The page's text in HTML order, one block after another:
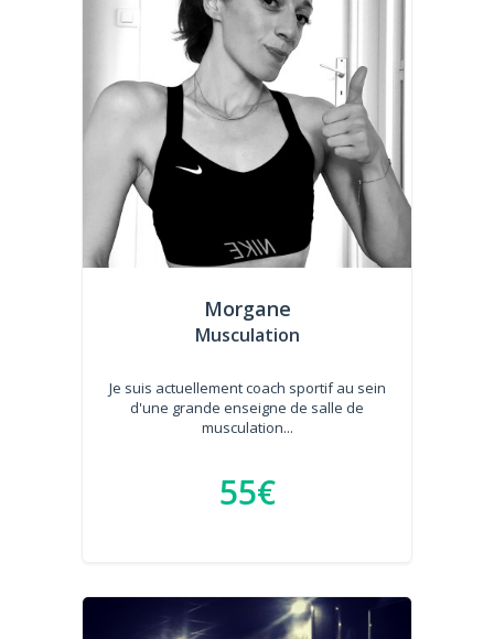
Morgane
Musculation
Je suis actuellement coach sportif au sein
d'une grande enseigne de salle de
musculation...
55€